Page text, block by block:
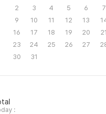
2
3 4 5 6 7
9
10 11 12 13
16
17 18 19 20 21
23
24 25 26 27
30
31
: